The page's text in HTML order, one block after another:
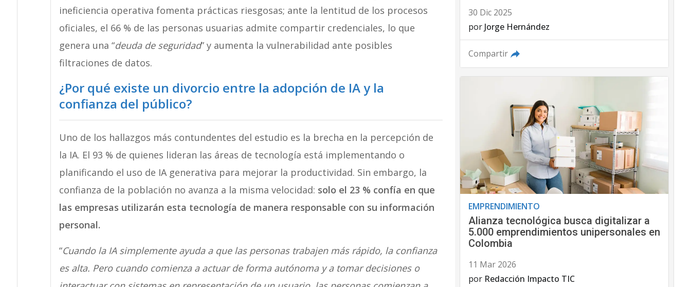
ineficiencia operativa fomenta prácticas riesgosas; ante la lentitud de los procesos
oficiales, el 66 % de las personas usuarias admite compartir credenciales, lo que
genera una “deuda de seguridad” y aumenta la vulnerabilidad ante posibles
filtraciones de datos.
¿Por qué existe un divorcio entre la adopción de IA y la
confianza del público?
Uno de los hallazgos más contundentes del estudio es la brecha en la percepción de
la IA. El 93 % de quienes lideran las áreas de tecnología está implementando o
planificando el uso de IA generativa para mejorar la productividad. Sin embargo, la
confianza de la población no avanza a la misma velocidad: solo el 23 % confía en que
las empresas utilizarán esta tecnología de manera responsable con su información
personal.
“Cuando la IA simplemente ayuda a que las personas trabajen más rápido, la confianza
es alta. Pero cuando comienza a actuar de forma autónoma y a tomar decisiones o
30 Dic 2025
por Jorge Hernández
Compartir
EMPRENDIMIENTO
Alianza tecnológica busca digitalizar a
5.000 emprendimientos unipersonales en
Colombia
11 Mar 2026
por Redacción Impacto TIC